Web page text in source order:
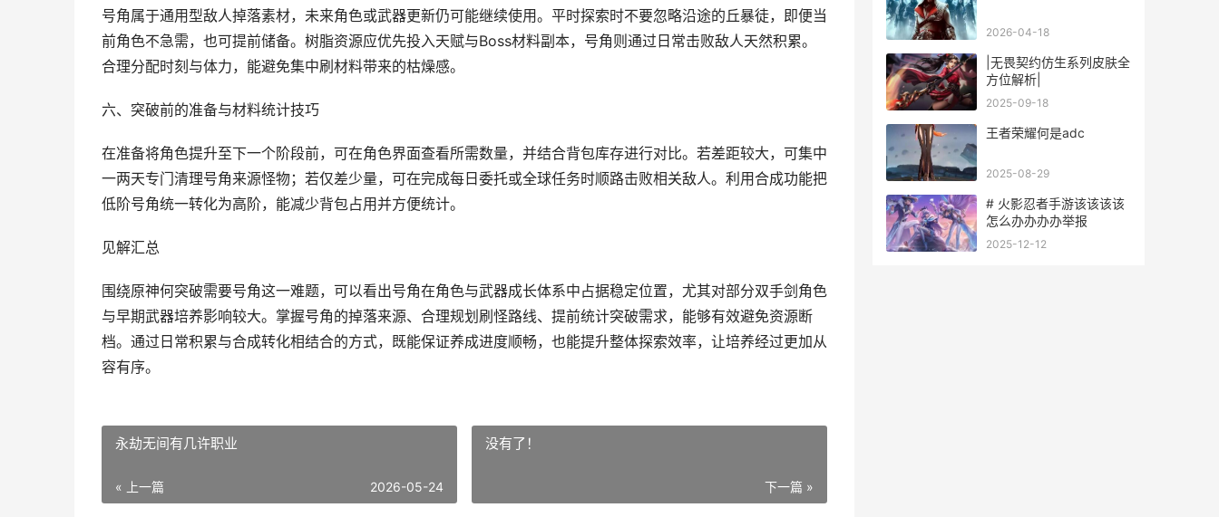
号角属于通用型敌人掉落素材，未来角色或武器更新仍可能继续使用。平时探索时不要忽略沿途的丘暴徒，即便当
前角色不急需，也可提前储备。树脂资源应优先投入天赋与Boss材料副本，号角则通过日常击败敌人天然积累。
合理分配时刻与体力，能避免集中刷材料带来的枯燥感。
六、突破前的准备与材料统计技巧
在准备将角色提升至下一个阶段前，可在角色界面查看所需数量，并结合背包库存进行对比。若差距较大，可集中
一两天专门清理号角来源怪物；若仅差少量，可在完成每日委托或全球任务时顺路击败相关敌人。利用合成功能把
低阶号角统一转化为高阶，能减少背包占用并方便统计。
见解汇总
围绕原神何突破需要号角这一难题，可以看出号角在角色与武器成长体系中占据稳定位置，尤其对部分双手剑角色
与早期武器培养影响较大。掌握号角的掉落来源、合理规划刷怪路线、提前统计突破需求，能够有效避免资源断
档。通过日常积累与合成转化相结合的方式，既能保证养成进度顺畅，也能提升整体探索效率，让培养经过更加从
容有序。
永劫无间有几许职业
« 上一篇 2026-05-24
没有了！
下一篇 »
2026-04-18
|无畏契约仿生系列皮肤全
方位解析|
2025-09-18
王者荣耀何是adc
2025-08-29
# 火影忍者手游该该该该
怎么办办办办举报
2025-12-12